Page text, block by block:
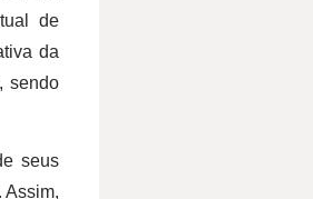
de
da
sendo
seus
Assim,